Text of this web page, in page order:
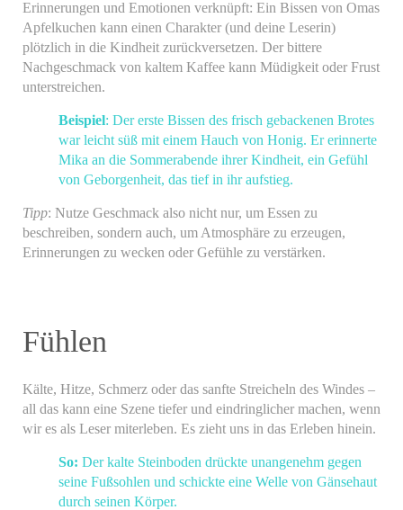
Erinnerungen und Emotionen verknüpft: Ein Bissen von Omas
Apfelkuchen kann einen Charakter (und deine Leserin)
plötzlich in die Kindheit zurückversetzen. Der bittere
Nachgeschmack von kaltem Kaffee kann Müdigkeit oder Frust
unterstreichen.
Beispiel: Der erste Bissen des frisch gebackenen Brotes
war leicht süß mit einem Hauch von Honig. Er erinnerte
Mika an die Sommerabende ihrer Kindheit, ein Gefühl
von Geborgenheit, das tief in ihr aufstieg.
Tipp: Nutze Geschmack also nicht nur, um Essen zu
beschreiben, sondern auch, um Atmosphäre zu erzeugen,
Erinnerungen zu wecken oder Gefühle zu verstärken.
Fühlen
Kälte, Hitze, Schmerz oder das sanfte Streicheln des Windes –
all das kann eine Szene tiefer und eindringlicher machen, wenn
wir es als Leser miterleben. Es zieht uns in das Erleben hinein.
So: Der kalte Steinboden drückte unangenehm gegen
seine Fußsohlen und schickte eine Welle von Gänsehaut
durch seinen Körper.